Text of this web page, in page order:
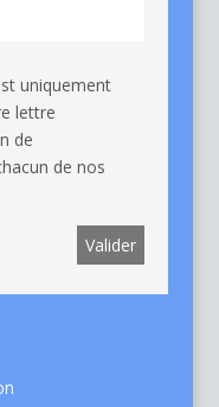
uniquement
lettre
de
de nos